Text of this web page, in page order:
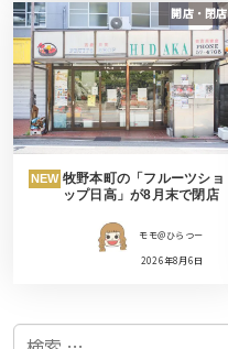
開店・閉店
NEW 牧野本町の「フルーツショ
ップ日高」が8月末で閉店
モモ＠ひらつー
2026年8月6日
検